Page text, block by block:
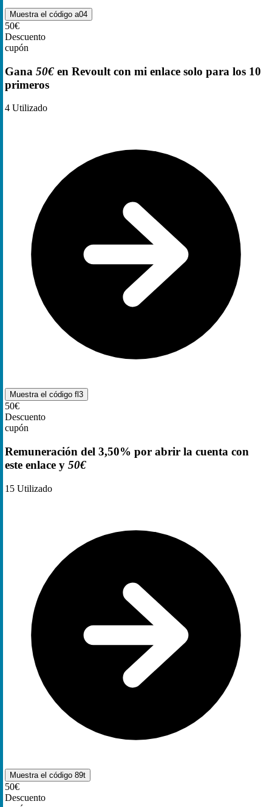
Muestra el código a04
50€
Descuento
cupón
Gana 50€ en Revoult con mi enlace solo para los 10
primeros
4 Utilizado
Muestra el código fl3
50€
Descuento
cupón
Remuneración del 3,50% por abrir la cuenta con
este enlace y 50€
15 Utilizado
Muestra el código 89t
50€
Descuento